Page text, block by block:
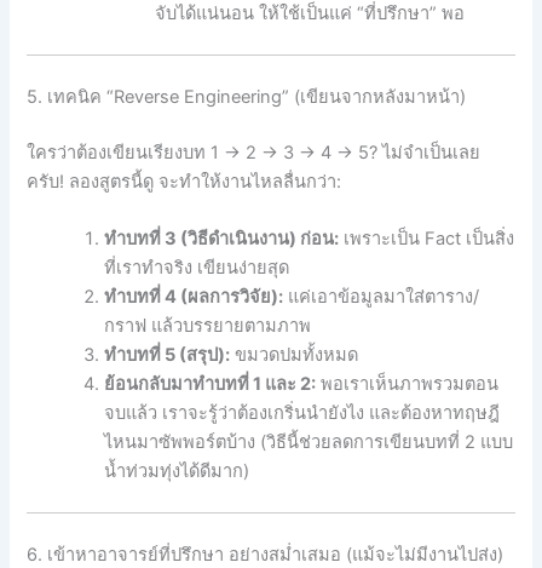
จับได้แน่นอน ให้ใช้เป็นแค่ “ที่ปรึกษา” พอ
5. เทคนิค “Reverse Engineering” (เขียนจากหลังมาหน้า)
ใครว่าต้องเขียนเรียงบท 1 -> 2 -> 3 -> 4 -> 5? ไม่จำเป็นเลย
ครับ! ลองสูตรนี้ดู จะทำให้งานไหลลื่นกว่า:
ทำบทที่ 3 (วิธีดำเนินงาน) ก่อน: เพราะเป็น Fact เป็นสิ่ง
ที่เราทำจริง เขียนง่ายสุด
ทำบทที่ 4 (ผลการวิจัย): แค่เอาข้อมูลมาใส่ตาราง/
กราฟ แล้วบรรยายตามภาพ
ทำบทที่ 5 (สรุป): ขมวดปมทั้งหมด
ย้อนกลับมาทำบทที่ 1 และ 2: พอเราเห็นภาพรวมตอน
จบแล้ว เราจะรู้ว่าต้องเกริ่นนำยังไง และต้องหาทฤษฎี
ไหนมาซัพพอร์ตบ้าง (วิธีนี้ช่วยลดการเขียนบทที่ 2 แบบ
น้ำท่วมทุ่งได้ดีมาก)
6. เข้าหาอาจารย์ที่ปรึกษา อย่างสม่ำเสมอ (แม้จะไม่มีงานไปส่ง)